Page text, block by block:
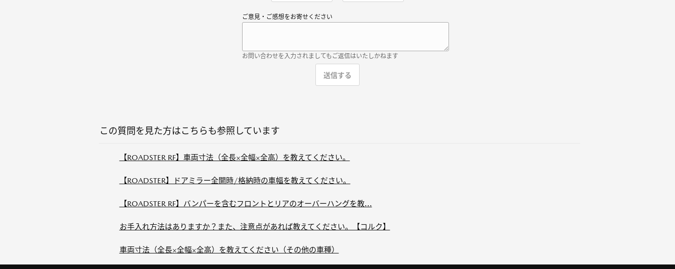
ご意見・ご感想をお寄せください
お問い合わせを入力されましてもご返信はいたしかねます
この質問を見た方はこちらも参照しています
【ROADSTER RF】車両寸法（全長×全幅×全高）を教えてください。
【ROADSTER】ドアミラー全開時/格納時の車幅を教えてください。
【ROADSTER RF】バンパーを含むフロントとリアのオーバーハングを教...
お手入れ方法はありますか？また、注意点があれば教えてください。【コルク】
車両寸法（全長×全幅×全高）を教えてください（その他の車種）